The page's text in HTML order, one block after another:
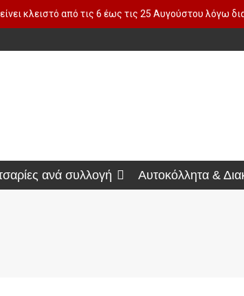
κλειστό από τις 6 έως τις 25 Αυγούστου λόγω
ανά συλλογή Αυτοκόλλητα &